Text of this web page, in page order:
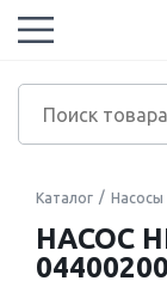
Каталог Насосы
НАСОС